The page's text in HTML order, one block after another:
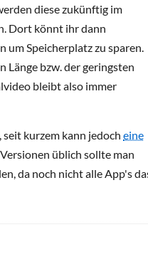
diese zukünftig im
Dort könnt ihr dann
um Speicherplatz zu sparen.
Länge bzw. der geringsten
bleibt also immer
kurzem kann jedoch eine
üblich sollte man
da noch nicht alle App's